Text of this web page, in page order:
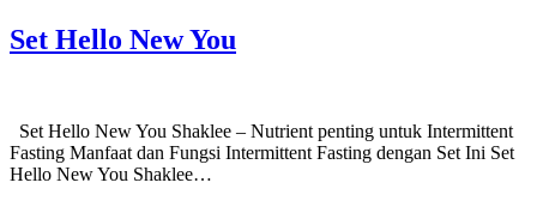
Set Hello New You
Set Hello New You Shaklee – Nutrient penting untuk Intermittent
Fasting Manfaat dan Fungsi Intermittent Fasting dengan Set Ini Set
Hello New You Shaklee…